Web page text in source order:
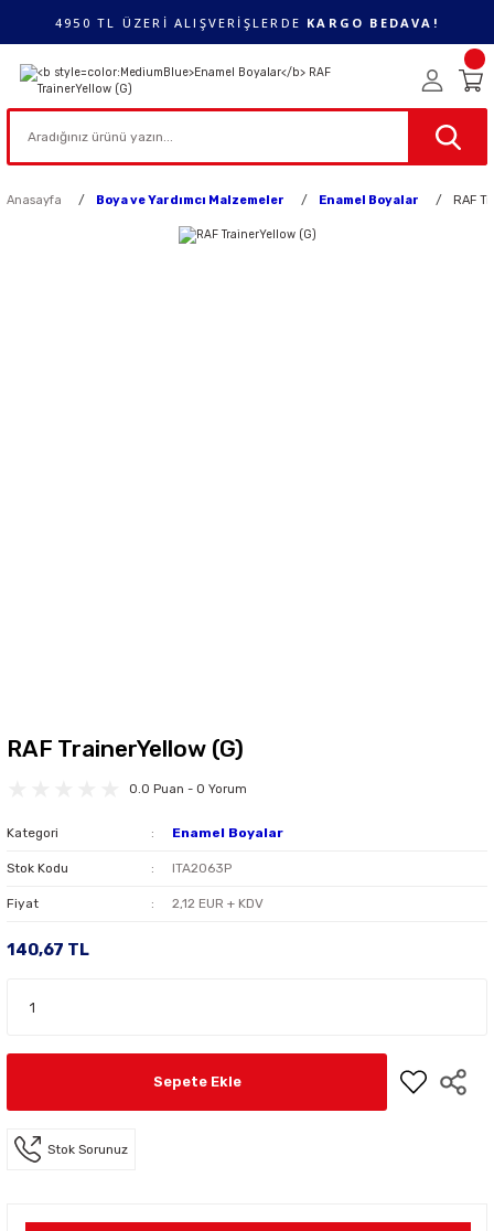
4950 TL ÜZERİ ALIŞVERİŞLERDE KARGO BEDAVA!
Anasayfa Boya ve Yardımcı Malzemeler Enamel Boyalar RAF
RAF TrainerYellow (G)
0.0 Puan - 0 Yorum
Kategori Enamel Boyalar
Stok Kodu ITA2063P
Fiyat 2,12 EUR + KDV
140,67 TL
Sepete Ekle
Stok Sorunuz